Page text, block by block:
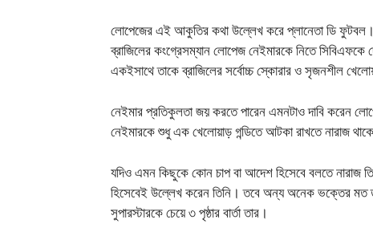
লোপেজের এই আকুতির কথা উল্লেখ করে প্লানেতা ডি ফুটবল।
ব্রাজিলের কংগ্রেসম্যান লোপেজ নেইমারকে নিতে
একইসাথে তাকে ব্রাজিলের সর্বোচ্চ স্কোরার ও সৃজনশীল
নেইমার প্রতিকুলতা জয় করতে পারেন এমনটাও দাবি করেন
নেইমারকে শুধু এক খেলোয়াড় গন্ডিতে আটকা রাখতে নারাজ
যদিও এমন কিছুকে কোন চাপ বা আদেশ হিসেবে বলতে নারাজ
হিসেবেই উল্লেখ করেন তিনি। তবে অন্য অনেক ভক্তের মত
সুপারস্টারকে চেয়ে ৩ পৃষ্ঠার বার্তা তার।